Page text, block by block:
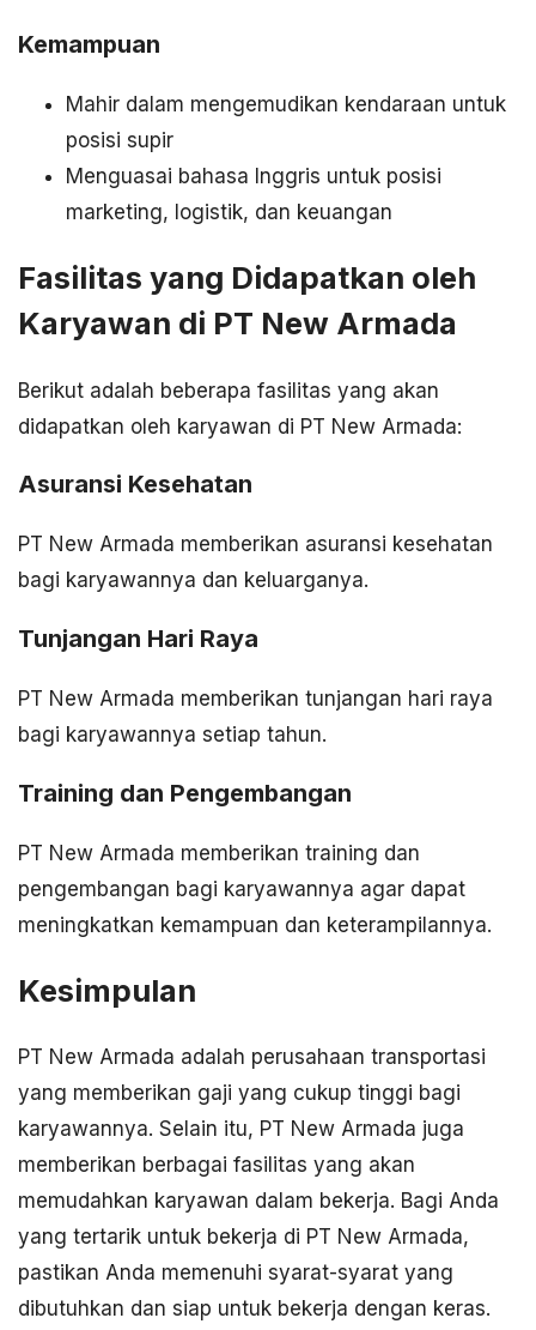
Kemampuan
Mahir dalam mengemudikan kendaraan untuk
posisi supir
Menguasai bahasa Inggris untuk posisi
marketing, logistik, dan keuangan
Fasilitas yang Didapatkan oleh
Karyawan di PT New Armada
Berikut adalah beberapa fasilitas yang akan
didapatkan oleh karyawan di PT New Armada:
Asuransi Kesehatan
PT New Armada memberikan asuransi kesehatan
bagi karyawannya dan keluarganya.
Tunjangan Hari Raya
PT New Armada memberikan tunjangan hari raya
bagi karyawannya setiap tahun.
Training dan Pengembangan
PT New Armada memberikan training dan
pengembangan bagi karyawannya agar dapat
meningkatkan kemampuan dan keterampilannya.
Kesimpulan
PT New Armada adalah perusahaan transportasi
yang memberikan gaji yang cukup tinggi bagi
karyawannya. Selain itu, PT New Armada juga
memberikan berbagai fasilitas yang akan
memudahkan karyawan dalam bekerja. Bagi Anda
yang tertarik untuk bekerja di PT New Armada,
pastikan Anda memenuhi syarat-syarat yang
dibutuhkan dan siap untuk bekerja dengan keras.